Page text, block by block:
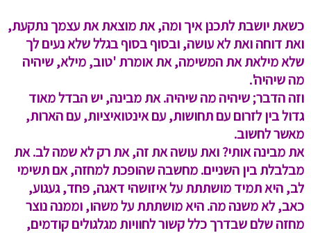
כשאת יושבת לתכנן איך ומה, את מוצאת את עצמך נתקעת,
ואת דוחה ואת לא עושה, ובסוף בסוף בגלל שלא נעים לך
שלא מילאת את המשימה, את אומרת 'טוב, מילא, שיהיה
מה שיהיה'.
וזה הדבר; שיהיה מה שיהיה. את מבינה, יש הבדל מאוד
גדול בין לזרום עם תחושות, עם אינטואיציות, עם הארות,
מאשר לחשוב.
את מבינה אותי? ואת עושה את זה, את רק לא שמה לב. את
מבלבלת בין השניים. מחשבה שהופכת למחזה, אם תשימי
לב, היא תמיד מושתתת על איזושהי דאגה, פחד, געגוע,
כאב, לא משנה מה. היא מושתתת על משהו, וממנה נוצר
מחזה שלם שבדרך כלל קשור לחוויות מגלגולים קודמים,